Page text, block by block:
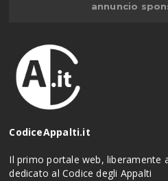
annuncio
CodiceAppalti.it
Il primo portale web, liberamente
dedicato al Codice degli Appalti